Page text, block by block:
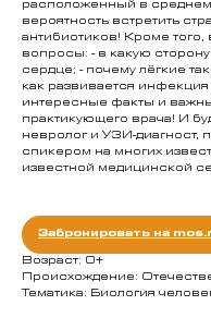
расположенный в среднем
вероятность встретить
антибиотиков! Кроме
вопросы: - в какую сторону
сердце; - почему лёгкие
как развивается инфекция
интересные факты и
практикующего врача! И
невролог и УЗИ-диагност,
спикером на многих
известной медицинской
Забронировать на
Возраст: 0+
Происхождение:
Тематика: Биология